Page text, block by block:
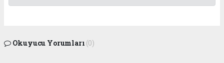
Okuyucu Yorumları (0)